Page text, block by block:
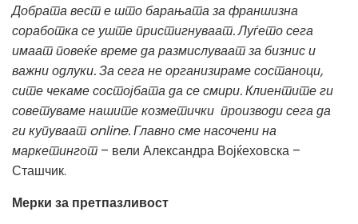
Добрата вест е што барањата за франшизна
соработка се уште пристигнуваат. Луѓето сега
имаат повеќе време да размислуваат за бизнис и
важни одлуки. За сега не организираме состаноци,
сите чекаме состојбата да се смири. Клиентите ги
советуваме нашите козметички производи сега да
ги купуваат online. Главно сме насочени на
маркетингот – вели Александра Војќеховска –
Сташчик.
Мерки за претпазливост